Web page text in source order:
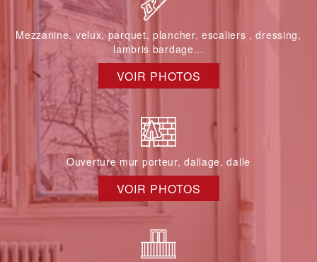
Mezzanine, velux, parquet, plancher, escaliers , dressing,
lambris bardage...
VOIR PHOTOS
Ouverture mur porteur, dallage, dalle
VOIR PHOTOS